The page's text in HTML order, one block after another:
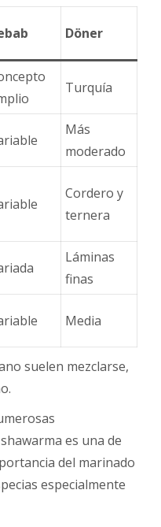
Döner
Turquía
Más
moderado
Cordero y
ternera
Láminas
finas
Media
suelen mezclarse,
es una de
del marinado
especialmente